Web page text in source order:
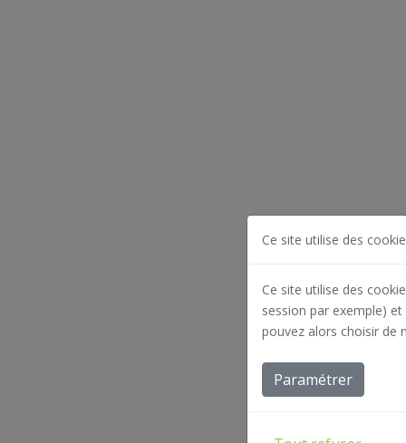
Ce site utilise des
Ce site utilise des
session par exemple)
pouvez alors choisir de
Paramétrer